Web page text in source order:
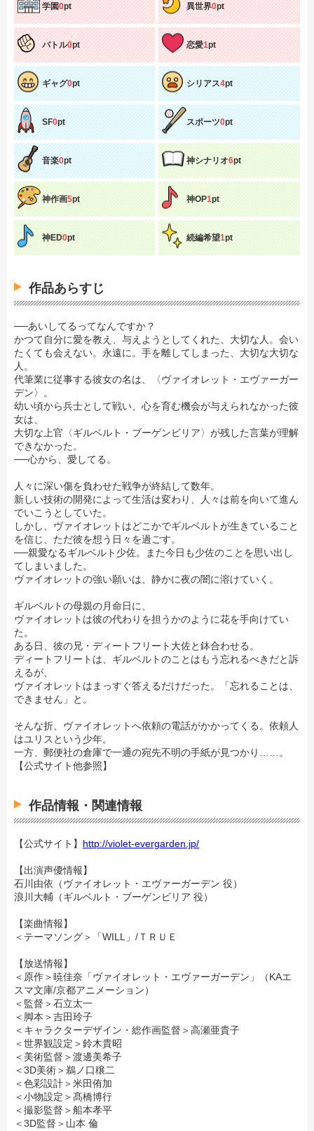
学園0pt 異世界0pt
バトル0pt 恋愛1pt
ギャグ0pt シリアス4pt
SF0pt スポーツ0pt
音楽0pt 神シナリオ6pt
神作画5pt 神OP1pt
神ED0pt 続編希望1pt
作品あらすじ
──あいしてるってなんですか？
かつて自分に愛を教え、与えようとしてくれた、大切な人。会い
たくても会えない。永遠に。手を離してしまった、大切な大切な
人。
代筆業に従事する彼女の名は、〈ヴァイオレット・エヴァーガー
デン〉。
幼い頃から兵士として戦い、心を育む機会が与えられなかった彼
女は、
大切な上官〈ギルベルト・ブーゲンビリア〉が残した言葉が理解
できなかった。
──心から、愛してる。
人々に深い傷を負わせた戦争が終結して数年。
新しい技術の開発によって生活は変わり、人々は前を向いて進ん
でいこうとしていた。
しかし、ヴァイオレットはどこかでギルベルトが生きていること
を信じ、ただ彼を想う日々を過ごす。
──親愛なるギルベルト少佐。また今日も少佐のことを思い出し
てしまいました。
ヴァイオレットの強い願いは、静かに夜の闇に溶けていく。
ギルベルトの母親の月命日に、
ヴァイオレットは彼の代わりを担うかのように花を手向けてい
た。
ある日、彼の兄・ディートフリート大佐と鉢合わせる。
ディートフリートは、ギルベルトのことはもう忘れるべきだと訴
えるが、
ヴァイオレットはまっすぐ答えるだけだった。「忘れることは、
できません」と。
そんな折、ヴァイオレットへ依頼の電話がかかってくる。依頼人
はユリスという少年。
一方、郵便社の倉庫で一通の宛先不明の手紙が見つかり……。
【公式サイト他参照】
作品情報・関連情報
【公式サイト】 http://violet-evergarden.jp/
【出演声優情報】
石川由依（ヴァイオレット・エヴァーガーデン 役）
浪川大輔（ギルベルト・ブーゲンビリア 役）
【楽曲情報】
＜テーマソング＞「WILL」/ＴＲＵＥ
【放送情報】
＜原作＞暁佳奈「ヴァイオレット・エヴァーガーデン」（KAエ
スマ文庫/京都アニメーション）
＜監督＞石立太一
＜脚本＞吉田玲子
＜キャラクターデザイン・総作画監督＞高瀬亜貴子
＜世界観設定＞鈴木貴昭
＜美術監督＞渡邊美希子
＜3D美術＞鵜ノ口穣二
＜色彩設計＞米田侑加
＜小物設定＞髙橋博行
＜撮影監督＞船本孝平
＜3D監督＞山本 倫